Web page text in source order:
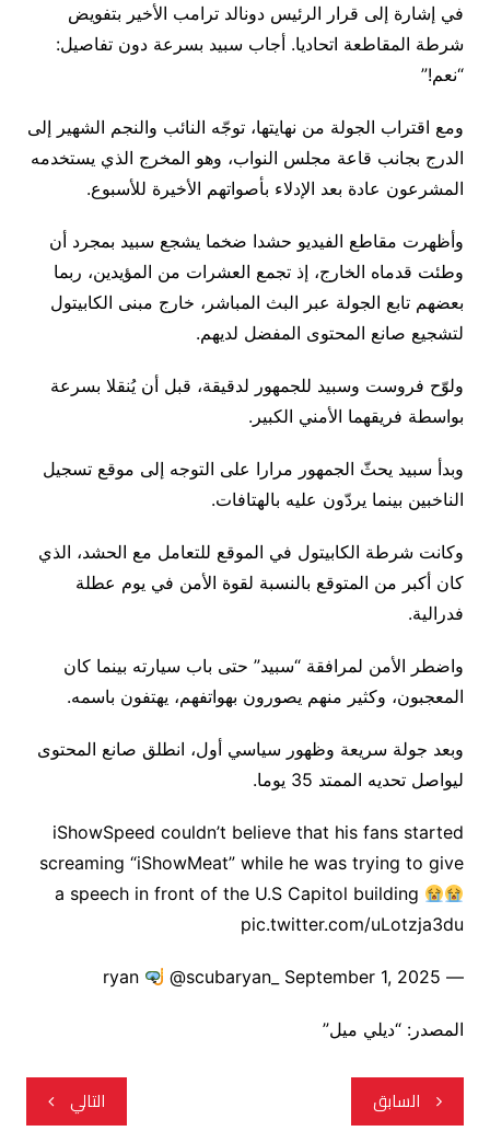
في إشارة إلى قرار الرئيس دونالد ترامب الأخير بتفويض
شرطة المقاطعة اتحاديا. أجاب سبيد بسرعة دون تفاصيل:
“نعم!”
ومع اقتراب الجولة من نهايتها، توجّه النائب والنجم الشهير إلى
الدرج بجانب قاعة مجلس النواب، وهو المخرج الذي يستخدمه
المشرعون عادة بعد الإدلاء بأصواتهم الأخيرة للأسبوع.
وأظهرت مقاطع الفيديو حشدا ضخما يشجع سبيد بمجرد أن
وطئت قدماه الخارج، إذ تجمع العشرات من المؤيدين، ربما
بعضهم تابع الجولة عبر البث المباشر، خارج مبنى الكابيتول
لتشجيع صانع المحتوى المفضل لديهم.
ولوّح فروست وسبيد للجمهور لدقيقة، قبل أن يُنقلا بسرعة
بواسطة فريقهما الأمني الكبير.
وبدأ سبيد يحثّ الجمهور مرارا على التوجه إلى موقع تسجيل
الناخبين بينما يردّون عليه بالهتافات.
وكانت شرطة الكابيتول في الموقع للتعامل مع الحشد، الذي
كان أكبر من المتوقع بالنسبة لقوة الأمن في يوم عطلة
فدرالية.
واضطر الأمن لمرافقة “سبيد” حتى باب سيارته بينما كان
المعجبون، وكثير منهم يصورون بهواتفهم، يهتفون باسمه.
وبعد جولة سريعة وظهور سياسي أول، انطلق صانع المحتوى
ليواصل تحديه الممتد 35 يوما.
iShowSpeed couldn’t believe that his fans started
screaming “iShowMeat” while he was trying to give
a speech in front of the U.S Capitol building
pic.twitter.com/uLotzja3du
— ryan
@scubaryan_ September 1, 2025
المصدر: “ديلي ميل”
تصفّح
السابق التالي